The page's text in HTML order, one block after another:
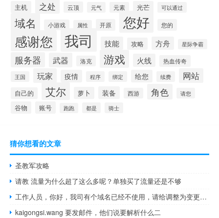
主机 之处 云顶 元气 元素 光芒 可以通过
域名 小游戏 属性 开原 您好 您的
感谢您 我司 技能 攻略 方舟 星际争霸
服务器 武器 洛克 游戏 火线 热血传奇
王国 玩家 疫情 程序 绑定 给您 续费 网站
自己的 艾尔 萝卜 装备 西游 角色 请您
谷物 账号 跑跑 都是 骑士
猜你想看的文章
圣教军攻略
请教 流量为什么超了这么多呢？单独买了流量还是不够
工作人员，你好，我司有个域名已经不使用，请给调整为变更备案状
kaigongsi.wang 要发邮件，他们说要解析什么二